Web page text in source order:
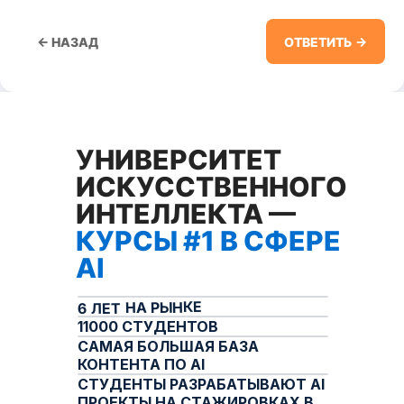
← НАЗАД ОТВЕТИТЬ →
6 ЛЕТ НА РЫНКЕ
11000 СТУДЕНТОВ
САМАЯ БОЛЬШАЯ БАЗА
КОНТЕНТА ПО AI
СТУДЕНТЫ РАЗРАБАТЫВАЮТ AI
УНИВЕРСИТЕТ
ИСКУССТВЕННОГО
ИНТЕЛЛЕКТА —
КУРСЫ #1 В СФЕРЕ
AI
ОТВЕТЬТЕ НА 6 ВОПРОСОВ, ЧТОБЫ
ЗАРЕГИСТРИРОВАТЬСЯИ ВСТУПИТЬ В
ЗАКРЫТЫЙ TG-КАНАЛ
РЕГИСТРИРУЙСЯ
ПРЯМО СЕЙЧАС —
БУДЬ В КУРСЕ ВСЕХ
НОВИНОК ИЗ МИРА AI